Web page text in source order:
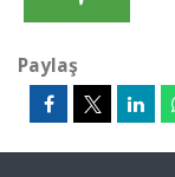
Paylaş